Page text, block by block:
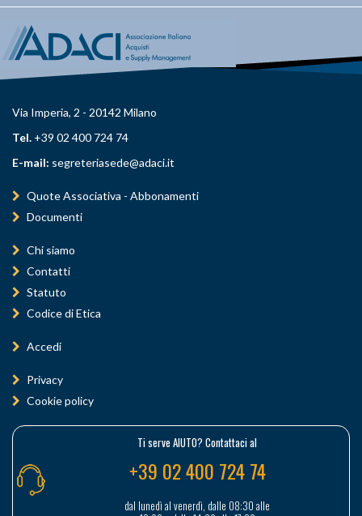
Via Imperia, 2 - 20142 Milano
Tel. +39 02 400 724 74
E-mail: segreteriasede@adaci.it
Quote Associativa - Abbonamenti
Documenti
Chi siamo
Contatti
Statuto
Codice di Etica
Accedi
Privacy
Cookie policy
Ti serve AIUTO? Contattaci al
+39 02 400 724 74
dal lunedì al venerdì, dalle 08:30 alle